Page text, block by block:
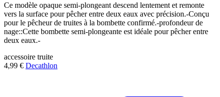
Ce modèle opaque semi-plongeant descend lentement et remonte
vers la surface pour pêcher entre deux eaux avec précision.-Conçu
pour le pêcheur de truites à la bombette confirmé.-profondeur de
nage::Cette bombette semi-plongeante est idéale pour pêcher entre
deux eaux.-
accessoire truite
4,99 € Decathlon